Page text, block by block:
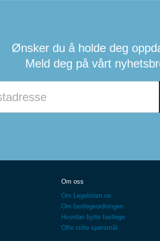
Ønsker du å holde deg
Meld deg på vårt
Om oss
Om Legelisten.no
Om fastlegeordningen
Hvordan bytte fastlege
Ofte stilte spørsmål